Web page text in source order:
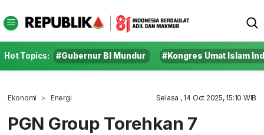
Hot Topics: #Gubernur BI Mundur #Kongres Umat Islam
Ekonomi Energi Selasa , 14 Oct 2025, 15:10 WIB
PGN Group Torehkan 7